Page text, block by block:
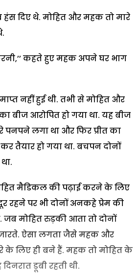
हंस दिए थे. मोहित और महक तो मारे
कहते हुए महक अपने घर भाग
नहीं हुई थी. तभी से मोहित और
बीज आरोपित हो गया था. यह बीज
पनपने लगा था और फिर प्रीत का
तैयार हो गया था. बचपन दोनों
मैडिकल की पढ़ाई करने के लिए
रहने पर भी दोनों अनकहे प्रेम की
जब मोहित रुड़की आता तो दोनों
ऐसा लगता जैसे महक और
के लिए ही बने हैं. महक तो मोहित के
डूबी रहती थी.